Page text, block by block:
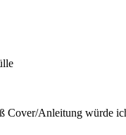
Anleitung würde